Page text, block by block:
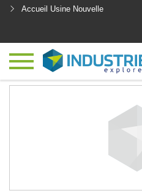
Accueil Usine Nouvelle